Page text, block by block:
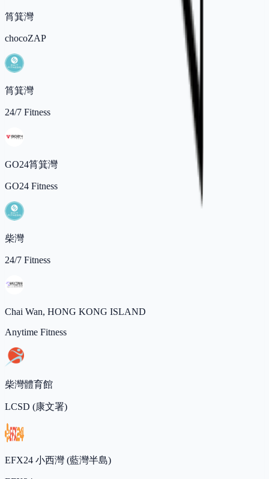
筲箕灣
chocoZAP
筲箕灣
24/7 Fitness
GO24筲箕灣
GO24 Fitness
柴灣
24/7 Fitness
Chai Wan, HONG KONG ISLAND
Anytime Fitness
柴灣體育館
LCSD (康文署)
EFX24 小西灣 (藍灣半島)